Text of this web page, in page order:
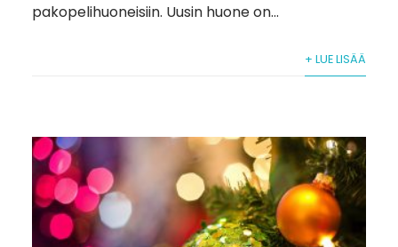
pakopelihuoneisiin. Uusin huone on...
+ LUE LISÄÄ